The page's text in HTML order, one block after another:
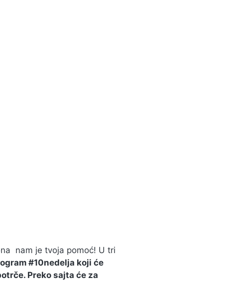
nam je tvoja pomoć! U tri
#10nedelja koji će
Preko sajta će za